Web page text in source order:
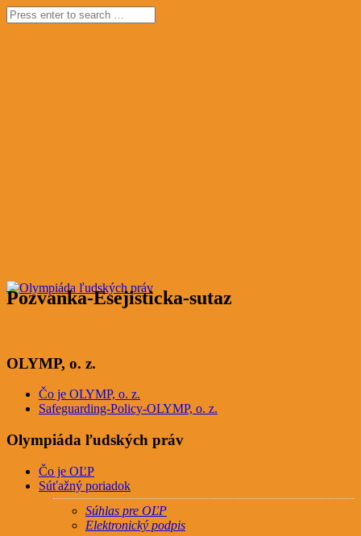
Pozvanka-Esejisticka-sutaz
OLYMP, o. z.
Čo je OLYMP, o. z.
Safeguarding-Policy-OLYMP, o. z.
Olympiáda ľudských práv
Čo je OĽP
Súťažný poriadok
Súhlas pre OĽP
Elektronický podpis